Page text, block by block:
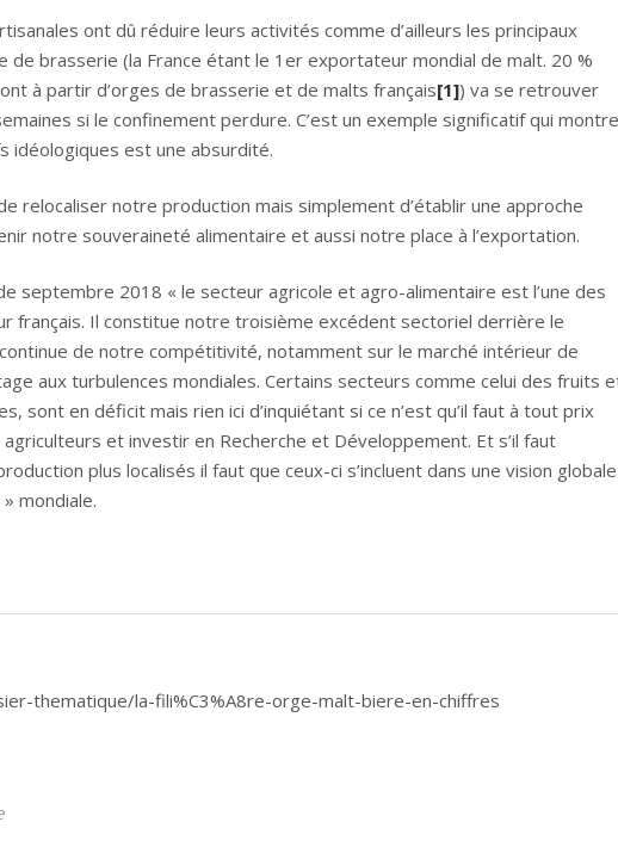
ont dû réduire leurs activités comme d’ailleurs les principaux
de brasserie (la France étant le 1er exportateur mondial de malt. 20 %
à partir d’orges de brasserie et de malts français[1]) va se retrouver
si le confinement perdure. C’est un exemple significatif qui montre
idéologiques est une absurdité.
relocaliser notre production mais simplement d’établir une approche
notre souveraineté alimentaire et aussi notre place à l’exportation.
septembre 2018 « le secteur agricole et agro-alimentaire est l’une des
français. Il constitue notre troisième excédent sectoriel derrière le
de notre compétitivité, notamment sur le marché intérieur de
aux turbulences mondiales. Certains secteurs comme celui des fruits
sont en déficit mais rien ici d’inquiétant si ce n’est qu’il faut à tout prix
et investir en Recherche et Développement. Et s’il faut
plus localisés il faut que ceux-ci s’incluent dans une vision globale
mondiale.
thematique/la-fili%C3%A8re-orge-malt-biere-en-chiffres